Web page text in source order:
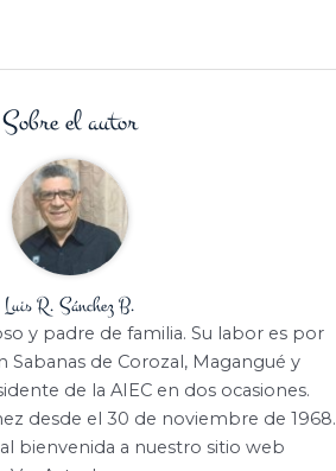
Sobre el autor
Luis R. Sánchez B.
y padre de familia. Su labor es por
Sabanas de Corozal, Magangué y
de la AIEC en dos ocasiones.
desde el 30 de noviembre de 1968.
bienvenida a nuestro sitio web